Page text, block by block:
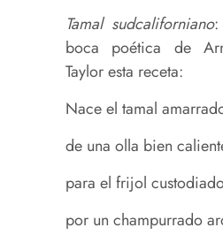
Tamal sudcaliforniano:
boca poética de
Taylor esta receta:
Nace el tamal
de una olla bien
para el frijol
por un champurrado